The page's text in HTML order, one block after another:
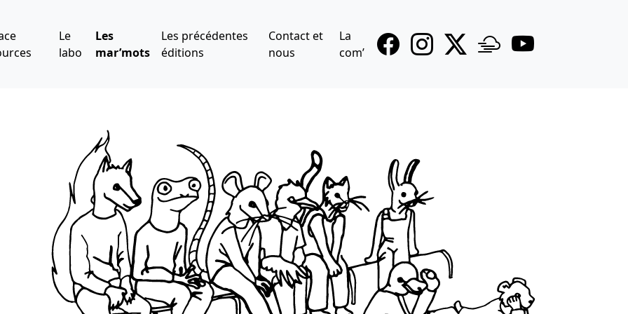
Le
labo
Les
mar’mots
Les précédentes
éditions
Contact et
nous
La
com’